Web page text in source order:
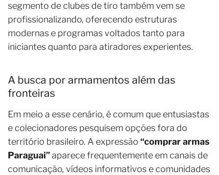
segmento de clubes de tiro também vem se
profissionalizando, oferecendo estruturas
modernas e programas voltados tanto para
iniciantes quanto para atiradores experientes.
A busca por armamentos além das
fronteiras
Em meio a esse cenário, é comum que entusiastas
e colecionadores pesquisem opções fora do
território brasileiro. A expressão “comprar armas
Paraguai”aparece frequentemente em canais de
comunicação, vídeos informativos e comunidades